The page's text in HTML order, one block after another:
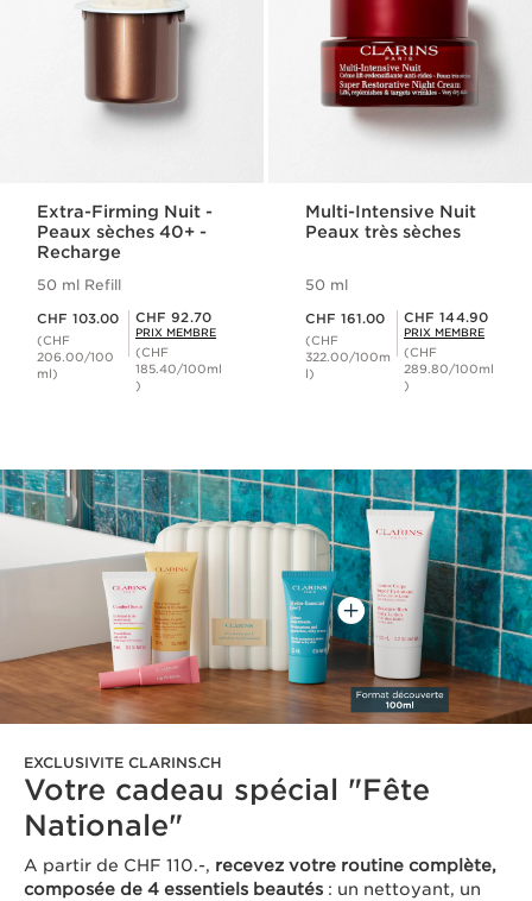
Extra-Firming Nuit -
Peaux sèches 40+ -
Recharge
50 ml Refill
CHF 103.00
(CHF
206.00/100
ml)
Prix Sérénité CHF 92.70
CHF 92.70
PRIX MEMBRE
(CHF
185.40/100ml
)
Multi-Intensive Nuit
Peaux très sèches
50 ml
CHF 161.00
(CHF
322.00/100m
l)
Prix Sérénité CHF 144.90
CHF 144.90
PRIX MEMBRE
(CHF
289.80/100ml
)
EXCLUSIVITE CLARINS.CH
Votre cadeau spécial "Fête
Nationale"
A partir de CHF 110.-, recevez votre routine complète,
composée de 4 essentiels beautés : un nettoyant, un